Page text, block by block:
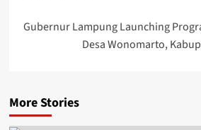
Gubernur Lampung Launching
Desa Wonomarto,
More Stories